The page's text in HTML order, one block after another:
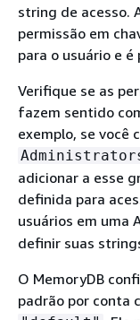
string de acesso.
permissão em
para o usuário e é
Verifique se as
fazem sentido
exemplo, se você
adicionar a esse
definida para
usuários em uma
definir suas
O MemoryDB
padrão por conta